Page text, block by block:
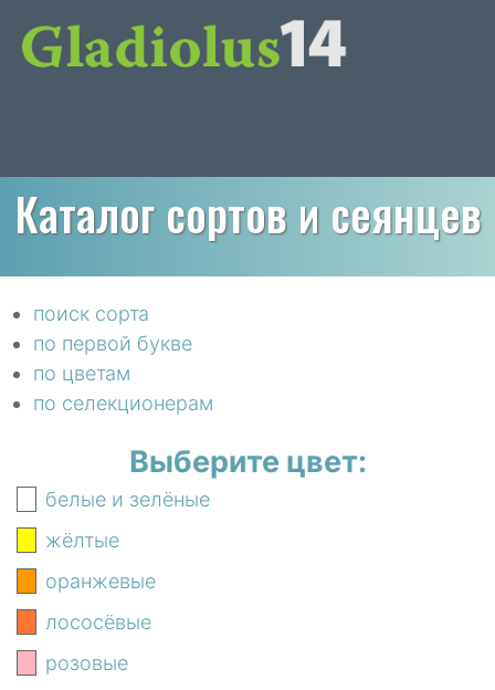
Каталог сортов и сеянцев
поиск сорта
по первой букве
по цветам
по селекционерам
Выберите цвет:
белые и зелёные
жёлтые
оранжевые
лососёвые
розовые